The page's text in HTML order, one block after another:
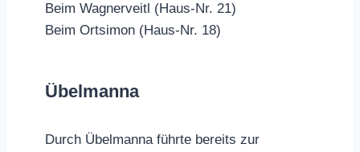
Beim Wagnerveitl (Haus-Nr. 21)
Beim Ortsimon (Haus-Nr. 18)
Übelmanna
Durch Übelmanna führte bereits zur